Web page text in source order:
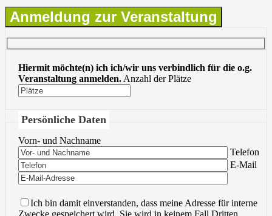
Anmeldung zur Veranstaltung
Hiermit möchte(n) ich ich/wir uns verbindlich für die o.g.
Veranstaltung anmelden. Anzahl der Plätze
Persönliche Daten
Vorn- und Nachname
Bitte lasse
Telefon
Bitte lasse
E-Mail
Ich bin damit einverstanden, dass meine Adresse für interne
Zwecke gespeichert wird. Sie wird in keinem Fall Dritten